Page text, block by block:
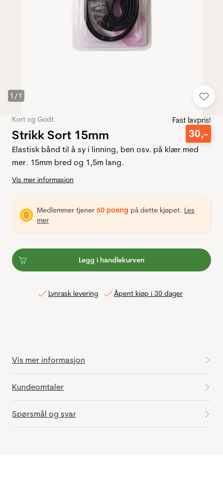
1 /1
Kort og Godt
Strikk Sort 15mm
Fast lavpris!
30,-
Elastisk bånd til å sy i linning, ben osv. på klær med
mer. 15mm bred og 1,5m lang.
Vis mer informasjon
Medlemmer tjener 60 poeng på dette kjøpet. Les
mer
Legg i handlekurven
Lynrask levering Åpent kjøp i 30 dager
Vis mer informasjon
Kundeomtaler
Spørsmål og svar